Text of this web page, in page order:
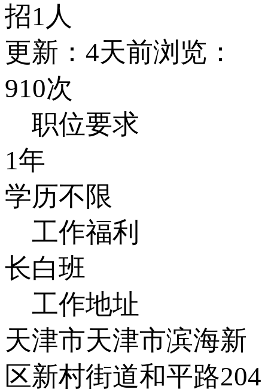
招1人
更新：4天前浏览：
910次
职位要求
1年
学历不限
工作福利
长白班
工作地址
天津市天津市滨海新
区新村街道和平路204